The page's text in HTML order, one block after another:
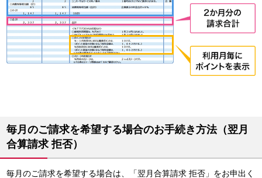
毎月のご請求を希望する場合のお手続き方法（翌月
合算請求 拒否）
毎月のご請求を希望する場合は、「翌月合算請求 拒否」をお申出く